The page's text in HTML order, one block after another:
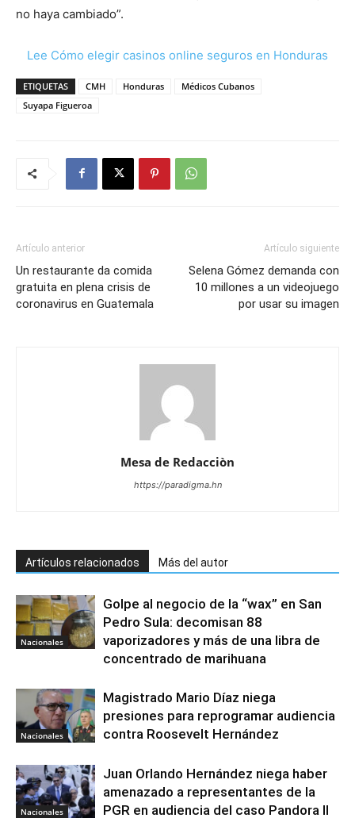
no haya cambiado”.
Lee Cómo elegir casinos online seguros en Honduras
ETIQUETAS CMH Honduras
Médicos Cubanos
Suyapa Figueroa
Artículo anterior
Un restaurante da comida
gratuita en plena crisis de
coronavirus en Guatemala
Artículo siguiente
Selena Gómez demanda con
10 millones a un videojuego
por usar su imagen
Mesa de Redacciòn
https://paradigma.hn
Artículos relacionados Más del autor
Nacionales
Golpe al negocio de la “wax” en San
Pedro Sula: decomisan 88
vaporizadores y más de una libra de
concentrado de marihuana
Nacionales
Magistrado Mario Díaz niega
presiones para reprogramar audiencia
contra Roosevelt Hernández
Nacionales
Juan Orlando Hernández niega haber
amenazado a representantes de la
PGR en audiencia del caso Pandora II